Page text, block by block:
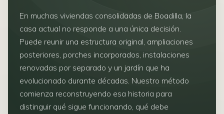
En muchas viviendas consolidadas de Boadilla, la
casa actual no responde a una única decisión.
Puede reunir una estructura original, ampliaciones
posteriores, porches incorporados, instalaciones
renovadas por separado y un jardín que ha
evolucionado durante décadas. Nuestro método
comienza reconstruyendo esa historia para
distinguir qué sigue funcionando, qué debe